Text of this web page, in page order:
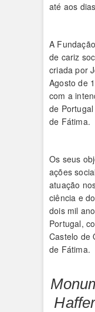
até aos
A
de cariz
criada por
Agosto de
com a
de
de Fátima.
Os seus
ações
atuação
ciência e
dois mil
Portugal,
Castelo de
de Fátima.